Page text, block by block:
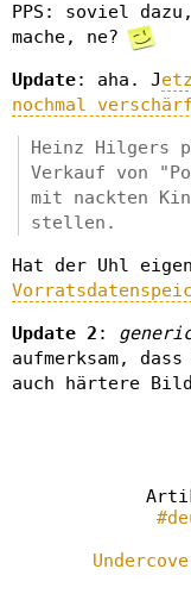
PPS: soviel
mache, ne?
Update: aha. J
nochmal
Heinz Hilgers
Verkauf von
mit nackten
stellen.
Hat der Uhl
Update 2 :
aufmerksam,
auch härtere